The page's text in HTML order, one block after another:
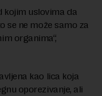
kojim uslovima da
se ne može samo za
organima“,
kao lica koja
oporezivanje, ali